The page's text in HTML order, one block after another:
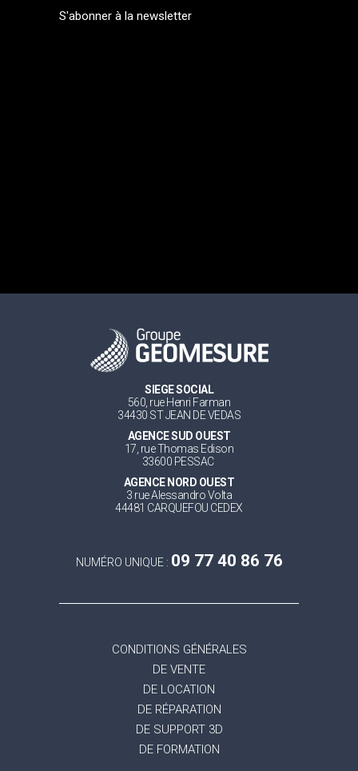
S'abonner à la newsletter
SIEGE SOCIAL
560, rue Henri Farman
34430 ST JEAN DE VEDAS
AGENCE SUD OUEST
17, rue Thomas Edison
33600 PESSAC
AGENCE NORD OUEST
3 rue Alessandro Volta
44481 CARQUEFOU CEDEX
NUMÉRO UNIQUE : 09 77 40 86 76
CONDITIONS GÉNÉRALES
DE VENTE
DE LOCATION
DE RÉPARATION
DE SUPPORT 3D
DE FORMATION